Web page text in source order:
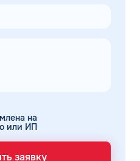
на
или ИП
заявку